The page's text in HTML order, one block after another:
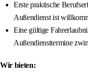
Erste praktische
Außendienst ist
Eine gültige
Außendiensttermine
Wir bieten: